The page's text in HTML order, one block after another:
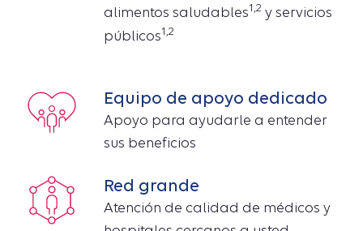
alimentos saludables1,2 y servicios
públicos1,2
Equipo de apoyo dedicado
Apoyo para ayudarle a entender
sus beneficios
Red grande
Atención de calidad de médicos y